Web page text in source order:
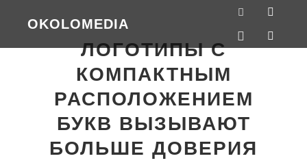
OKOLOMEDIA
ЛОГОТИПЫ С
КОМПАКТНЫМ
РАСПОЛОЖЕНИЕМ
БУКВ ВЫЗЫВАЮТ
БОЛЬШЕ ДОВЕРИЯ